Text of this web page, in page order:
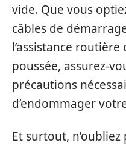
vide. Que vous
câbles de
l’assistance
poussée, assurez-
précautions
d’endommager
Et surtout,